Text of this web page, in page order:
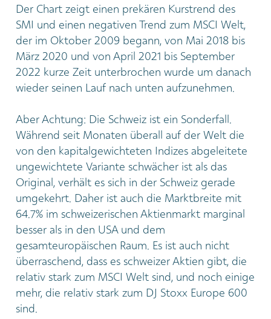
Der Chart zeigt einen prekären Kurstrend des
SMI und einen negativen Trend zum MSCI Welt,
der im Oktober 2009 begann, von Mai 2018 bis
März 2020 und von April 2021 bis September
2022 kurze Zeit unterbrochen wurde um danach
wieder seinen Lauf nach unten aufzunehmen.
Aber Achtung: Die Schweiz ist ein Sonderfall.
Während seit Monaten überall auf der Welt die
von den kapitalgewichteten Indizes abgeleitete
ungewichtete Variante schwächer ist als das
Original, verhält es sich in der Schweiz gerade
umgekehrt. Daher ist auch die Marktbreite mit
64.7% im schweizerischen Aktienmarkt marginal
besser als in den USA und dem
gesamteuropäischen Raum. Es ist auch nicht
überraschend, dass es schweizer Aktien gibt, die
relativ stark zum MSCI Welt sind, und noch einige
mehr, die relativ stark zum DJ Stoxx Europe 600
sind.